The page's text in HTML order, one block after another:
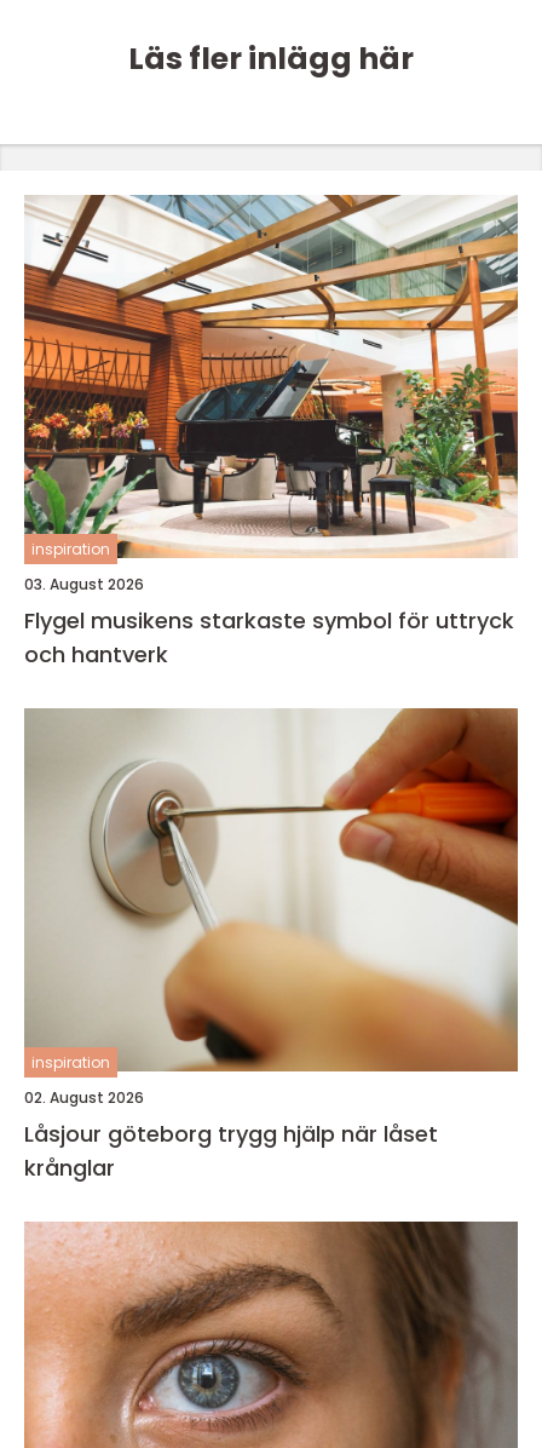
Läs fler inlägg här
inspiration
03. August 2026
Flygel musikens starkaste symbol för uttryck
och hantverk
inspiration
02. August 2026
Låsjour göteborg trygg hjälp när låset
krånglar